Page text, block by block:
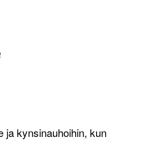
ja kynsinauhoihin, kun